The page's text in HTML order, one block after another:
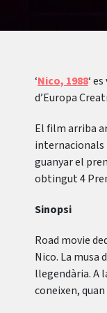
‘Nico, 1988‘
d’Europa
El film arriba
internacionals
guanyar el
obtingut 4
Sinopsi
Road movie
Nico. La musa
llegendària. A
coneixen,